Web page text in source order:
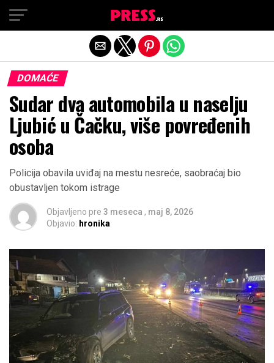
DOMAĆE
Sudar dva automobila u naselju
Ljubić u Čačku, više povređenih
osoba
Policija obavila uviđaj na mestu nesreće, saobraćaj bio
obustavljen tokom istrage
Objavljeno pre 3 meseca , maj 8, 2026
Objavio: hronika
Exit mobile version